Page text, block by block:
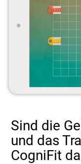
Sind die
und das
CogniFit